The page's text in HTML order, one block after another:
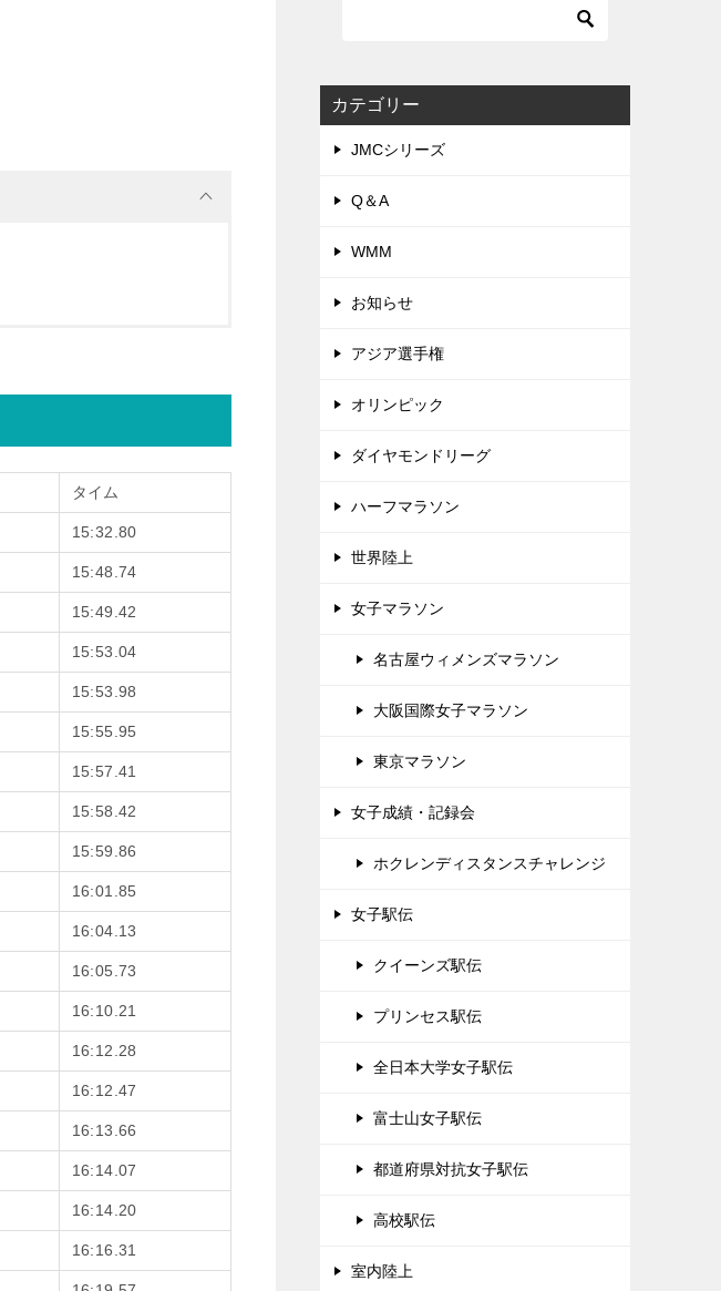
タイム
15:32.80
15:48.74
15:49.42
15:53.04
15:53.98
15:55.95
15:57.41
15:58.42
15:59.86
16:01.85
16:04.13
16:05.73
16:10.21
16:12.28
16:12.47
16:13.66
16:14.07
16:14.20
16:16.31
カテゴリー
JMCシリーズ
Q＆A
WMM
お知らせ
アジア選手権
オリンピック
ダイヤモンドリーグ
ハーフマラソン
世界陸上
女子マラソン
名古屋ウィメンズマラソン
大阪国際女子マラソン
東京マラソン
女子成績・記録会
ホクレンディスタンスチャレンジ
女子駅伝
クイーンズ駅伝
プリンセス駅伝
全日本大学女子駅伝
富士山女子駅伝
都道府県対抗女子駅伝
高校駅伝
室内陸上